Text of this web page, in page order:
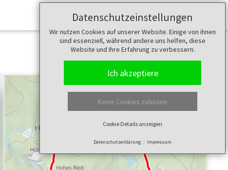
Datenschutzeinstellungen
Wir nutzen Cookies auf unserer Website. Einige von ihnen
sind essenziell, während andere uns helfen, diese
Website und Ihre Erfahrung zu verbessern.
Ich akzeptiere
Keine Cookies zulassen
Cookie Details anzeigen
Datenschutzerklärung Impressum
Merkzettel ( 0 )